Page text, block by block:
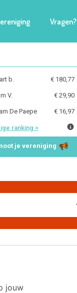
Vragen?
b. € 180,77
V. € 29,90
De Paepe € 16,97
ranking >
je vereniging
jouw